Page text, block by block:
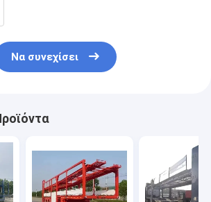
Να συνεχίσει